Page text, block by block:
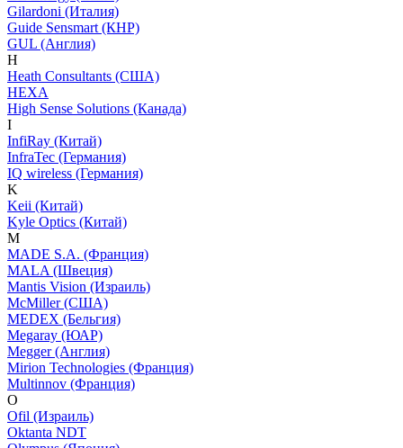
Gilardoni (Италия)
Guide Sensmart (КНР)
GUL (Англия)
H
Heath Consultants (США)
HEXA
High Sense Solutions (Канада)
I
InfiRay (Китай)
InfraTec (Германия)
IQ wireless (Германия)
K
Keii (Китай)
Kyle Optics (Китай)
M
MADE S.A. (Франция)
MALA (Швеция)
Mantis Vision (Израиль)
McMiller (США)
MEDEX (Бельгия)
Megaray (ЮАР)
Megger (Англия)
Mirion Technologies (Франция)
Multinnov (Франция)
O
Ofil (Израиль)
Oktanta NDT